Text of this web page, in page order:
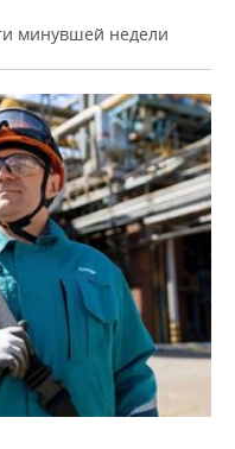
минувшей недели